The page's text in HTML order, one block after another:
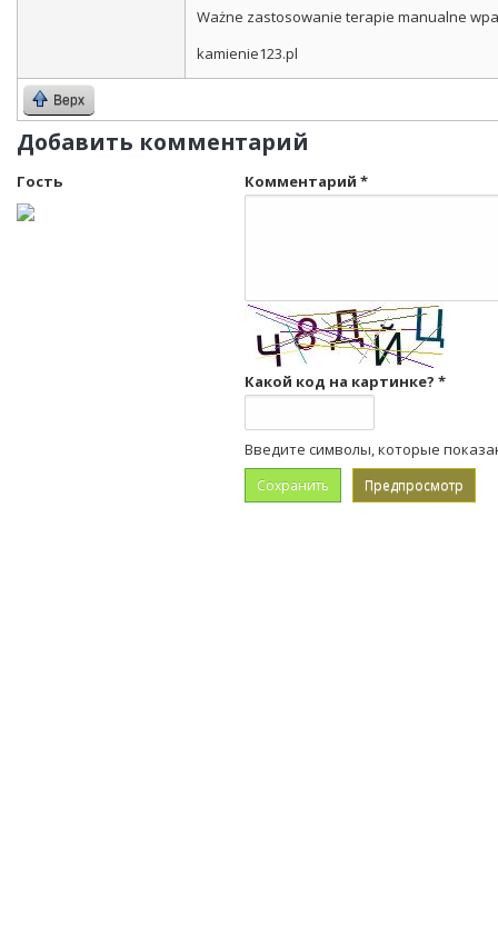
Ważne zastosowanie terapie manualne
kamienie123.pl
Верх
Добавить комментарий
Гость Комментарий *
Какой код на картинке? *
Введите символы, которые